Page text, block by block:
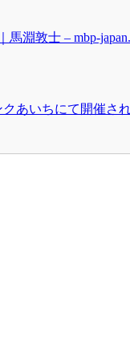
淵敦士 – mbp-
あいちにて開催さ